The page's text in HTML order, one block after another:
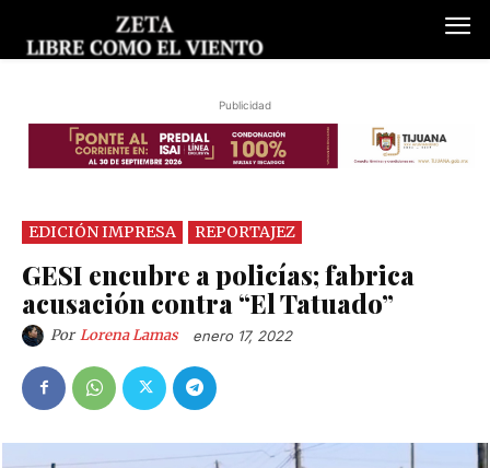
Publicidad
EDICIÓN IMPRESA REPORTAJEZ
GESI encubre a policías; fabrica
acusación contra “El Tatuado”
Por Lorena Lamas enero 17, 2022